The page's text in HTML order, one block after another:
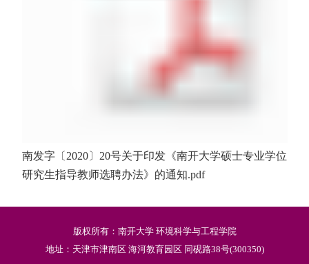
南发字〔2020〕20号关于印发《南开大学硕士专业学位
研究生指导教师选聘办法》的通知.pdf
版权所有：南开大学 环境科学与工程学院
地址：天津市津南区 海河教育园区 同砚路38号(300350)